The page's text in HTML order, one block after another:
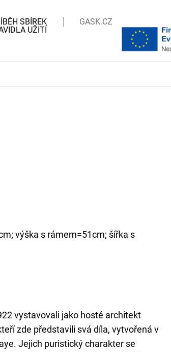
SBÍREK
UŽITÍ
GASK.CZ
výška s rámem=51cm; šířka s
vystavovali jako hosté architekt
zde představili svá díla, vytvořená v
Jejich puristický charakter se